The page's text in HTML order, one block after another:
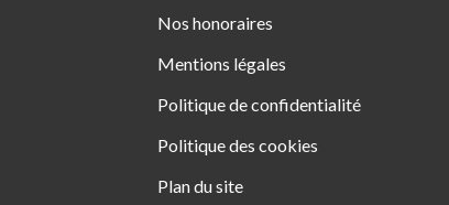
Nos honoraires
Mentions légales
Politique de confidentialité
Politique des cookies
Plan du site